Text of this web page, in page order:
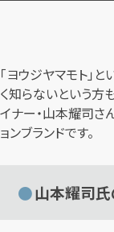
「ヨウジヤマモト」
く知らないという方
イナー・山本耀司さ
ョンブランドです。
山本耀司